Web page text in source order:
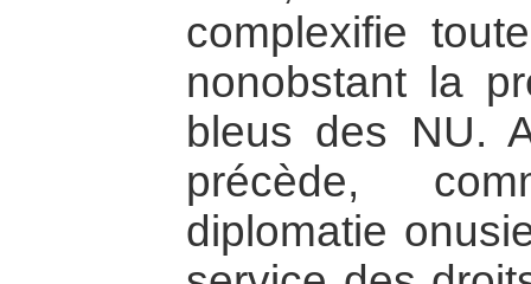
complexifie
nonobstant la
bleus des NU.
précède,
diplomatie